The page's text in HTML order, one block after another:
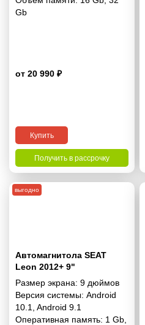
Gb
от 20 990 ₽
Купить
Получить в рассрочку
Автомагнитола SEAT
Leon 2012+ 9"
Размер экрана: 9 дюймов
Версия системы: Android
10.1
Android 9.1
Оперативная память: 1 Gb
выгодно